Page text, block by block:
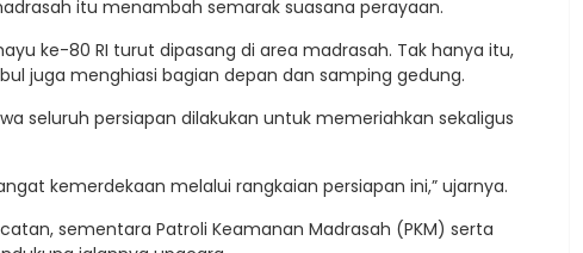
itu menambah semarak suasana perayaan.
ke-80 RI turut dipasang di area madrasah. Tak hanya itu,
juga menghiasi bagian depan dan samping gedung.
seluruh persiapan dilakukan untuk memeriahkan sekaligus
kemerdekaan melalui rangkaian persiapan ini,” ujarnya.
sementara Patroli Keamanan Madrasah (PKM) serta